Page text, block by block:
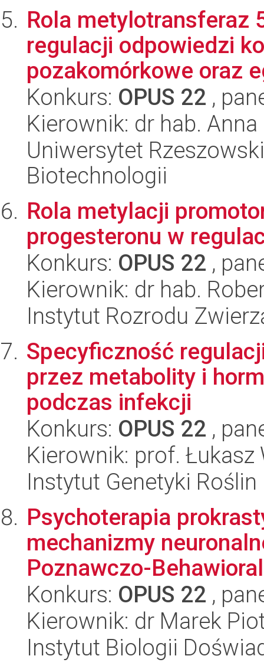
Rola metylotransferaz
regulacji odpowiedzi
pozakomórkowe oraz
Konkurs: OPUS 22 ,
Kierownik: dr hab.
Uniwersytet
Biotechnologii
Rola metylacji
progesteronu w
Konkurs: OPUS 22 ,
Kierownik: dr hab.
Instytut Rozrodu
Specyficzność
przez metabolity i
podczas infekcji
Konkurs: OPUS 22 ,
Kierownik: prof. Łukasz
Instytut Genetyki Roślin
Psychoterapia
mechanizmy
Poznawczo-
Konkurs: OPUS 22 ,
Kierownik: dr Marek
Instytut Biologii